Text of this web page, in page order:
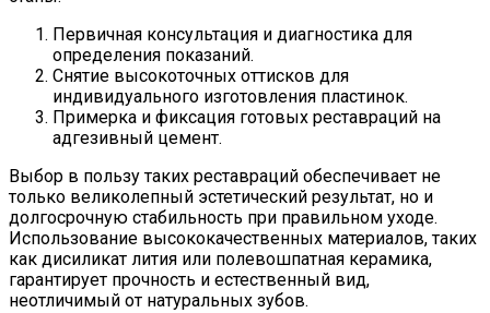
Первичная консультация и диагностика для
определения показаний.
Снятие высокоточных оттисков для
индивидуального изготовления пластинок.
Примерка и фиксация готовых реставраций на
адгезивный цемент.
Выбор в пользу таких реставраций обеспечивает не
только великолепный эстетический результат, но и
долгосрочную стабильность при правильном уходе.
Использование высококачественных материалов, таких
как дисиликат лития или полевошпатная керамика,
гарантирует прочность и естественный вид,
неотличимый от натуральных зубов.